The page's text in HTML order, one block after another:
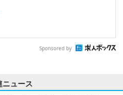
Sponsored by
ニュース